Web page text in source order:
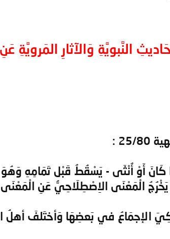
النَّبويَّةِ وَالآثارِ
:
كَانَ أَوْ أُنْثَى - يَسْقُطُ قَبْل تَمَامِهِ
الْمَعْنَى الاِصْطِلَاحِيُّ عَنِ الْمَعْنَى
الإجمَاعُ في بَعضِهَا وَأختَلفَ أهلُ